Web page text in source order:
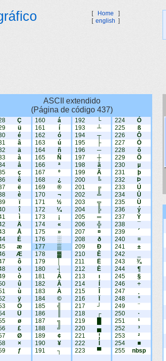
[ Home
]
[ english ]
ASCII extendido
(Página de código 437)
Ç
ü
é
â
ä
à
å
ç
ê
ë
è
ï
î
ì
Ä
Å
É
æ
Æ
ô
ö
ò
û
ù
ÿ
Ö
Ü
ø
£
Ø
×
ƒ
160
á
161
í
162
ó
163
ú
164
ñ
165
Ñ
166
ª
167
º
168
¿
169
®
170
¬
171
½
172
¼
173
¡
174
«
175
»
176
░
177
▒
178
▓
179
180
┤
181
Á
182
Â
183
À
184
©
185
╣
186
187
╗
188
╝
189
¢
190
¥
191
┐
192
└
193
┴
194
┬
195
├
196
─
197
┼
198
ã
199
Ã
200
╚
201
╔
202
╩
203
╦
204
╠
205
═
206
╬
207
¤
208
ð
209
Ð
210
Ê
211
Ë
212
È
213
ı
214
215
216
217
┘
218
┌
219
220
▄
221
¦
222
223
▀
224
Ó
225
ß
226
Ô
227
Ò
228
õ
229
Õ
230
µ
231
þ
232
Þ
233
Ú
234
Û
235
Ù
236
ý
237
Ý
238
239
´
240
≡
241
±
242
243
¾
244
¶
245
§
246
÷
247
248
°
249
¨
250
·
251
¹
252
³
253
²
254
■
255
nbsp